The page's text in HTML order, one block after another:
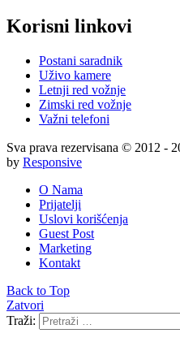
Korisni linkovi
Postani saradnik
Uživo kamere
Letnji red vožnje
Zimski red vožnje
Važni telefoni
Sva prava rezervisana © 2012 -
by Responsive
O Nama
Prijatelji
Uslovi korišćenja
Guest Post
Marketing
Kontakt
Back to Top
Zatvori
Traži: